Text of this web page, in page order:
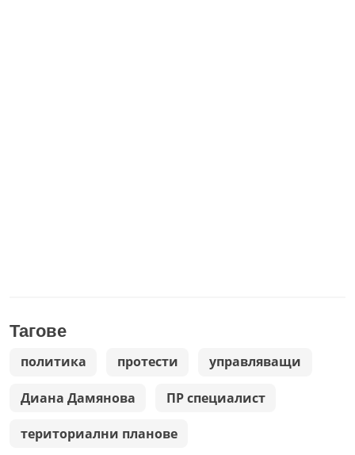
Тагове
политика протести управляващи
Диана Дамянова ПР специалист
териториални планове